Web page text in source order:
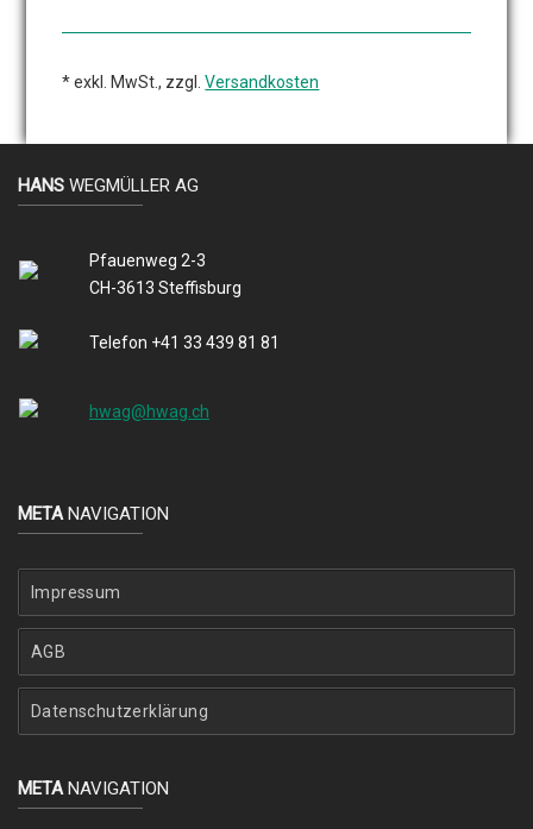
* exkl. MwSt., zzgl.Versandkosten
HANS WEGMÜLLER AG
Pfauenweg 2-3
CH-3613 Steffisburg
Telefon +41 33 439 81 81
hwag@hwag.ch
META NAVIGATION
Impressum
AGB
Datenschutzerklärung
META NAVIGATION